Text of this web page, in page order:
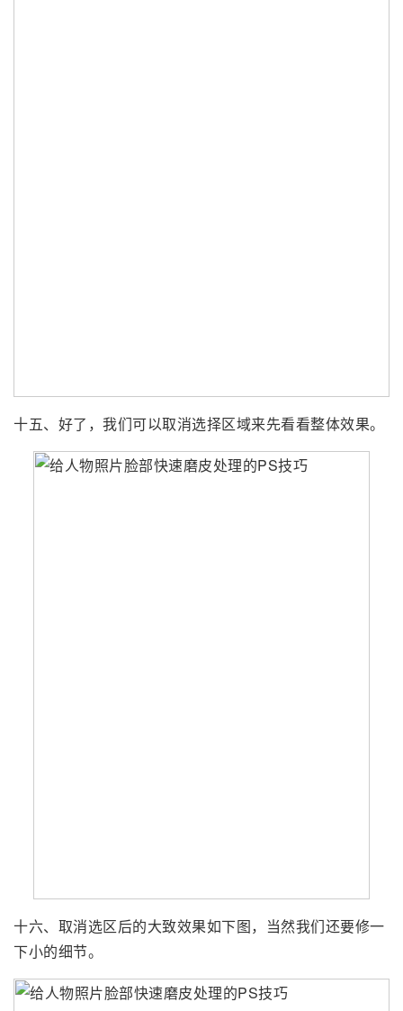
十五、好了，我们可以取消选择区域来先看看整体效果。
十六、取消选区后的大致效果如下图，当然我们还要修一
下小的细节。